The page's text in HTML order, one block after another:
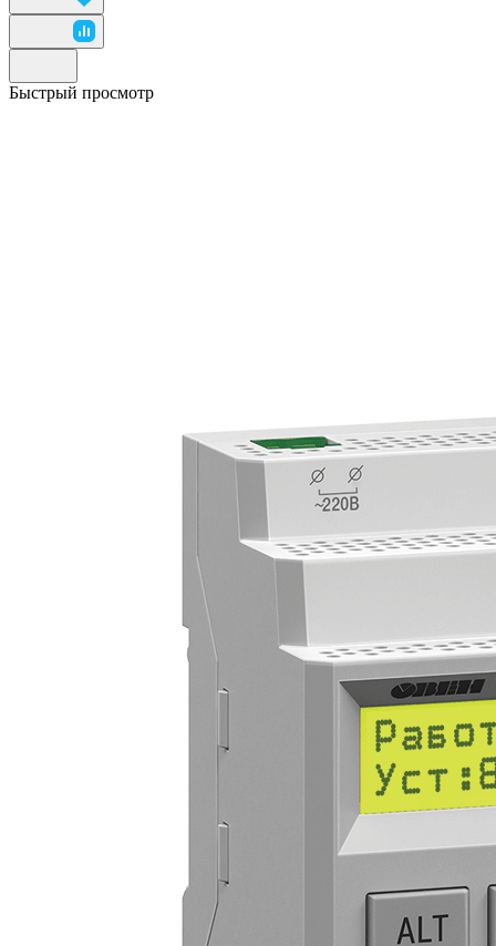
Быстрый просмотр